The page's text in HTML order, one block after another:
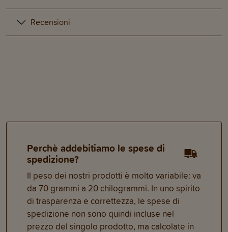
Recensioni
Perchè addebitiamo le spese di
spedizione?
Il peso dei nostri prodotti è molto variabile: va
da 70 grammi a 20 chilogrammi. In uno spirito
di trasparenza e correttezza, le spese di
spedizione non sono quindi incluse nel
prezzo del singolo prodotto, ma calcolate in